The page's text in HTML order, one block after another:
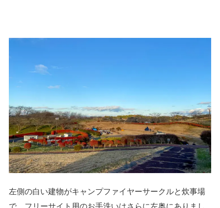
左側の白い建物がキャンプファイヤーサークルと炊事場